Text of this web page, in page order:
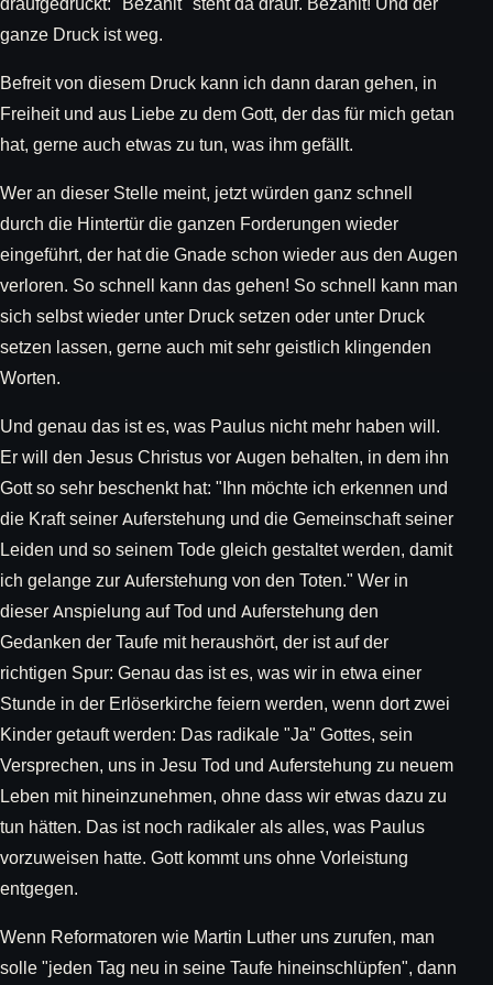
ganze Druck ist weg.
Befreit von diesem Druck kann ich dann daran gehen, in
Freiheit und aus Liebe zu dem Gott, der das für mich getan
hat, gerne auch etwas zu tun, was ihm gefällt.
Wer an dieser Stelle meint, jetzt würden ganz schnell
durch die Hintertür die ganzen Forderungen wieder
eingeführt, der hat die Gnade schon wieder aus den Augen
verloren. So schnell kann das gehen! So schnell kann man
sich selbst wieder unter Druck setzen oder unter Druck
setzen lassen, gerne auch mit sehr geistlich klingenden
Worten.
Und genau das ist es, was Paulus nicht mehr haben will.
Er will den Jesus Christus vor Augen behalten, in dem ihn
Gott so sehr beschenkt hat: "Ihn möchte ich erkennen und
die Kraft seiner Auferstehung und die Gemeinschaft seiner
Leiden und so seinem Tode gleich gestaltet werden, damit
ich gelange zur Auferstehung von den Toten." Wer in
dieser Anspielung auf Tod und Auferstehung den
Gedanken der Taufe mit heraushört, der ist auf der
richtigen Spur: Genau das ist es, was wir in etwa einer
Stunde in der Erlöserkirche feiern werden, wenn dort zwei
Kinder getauft werden: Das radikale "Ja" Gottes, sein
Versprechen, uns in Jesu Tod und Auferstehung zu neuem
Leben mit hineinzunehmen, ohne dass wir etwas dazu zu
tun hätten. Das ist noch radikaler als alles, was Paulus
vorzuweisen hatte. Gott kommt uns ohne Vorleistung
entgegen.
Wenn Reformatoren wie Martin Luther uns zurufen, man
solle "jeden Tag neu in seine Taufe hineinschlüpfen", dann